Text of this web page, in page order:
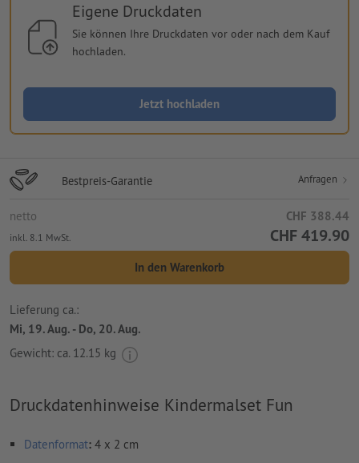
Eigene Druckdaten
Sie können Ihre Druckdaten vor oder nach dem Kauf
hochladen.
Jetzt hochladen
Bestpreis-Garantie Anfragen
netto CHF 388.44
inkl. 8.1 MwSt. CHF 419.90
In den Warenkorb
Lieferung ca.:
Mi, 19. Aug. - Do, 20. Aug.
Gewicht: ca. 12.15 kg
Druckdatenhinweise Kindermalset Fun
Datenformat: 4 x 2 cm